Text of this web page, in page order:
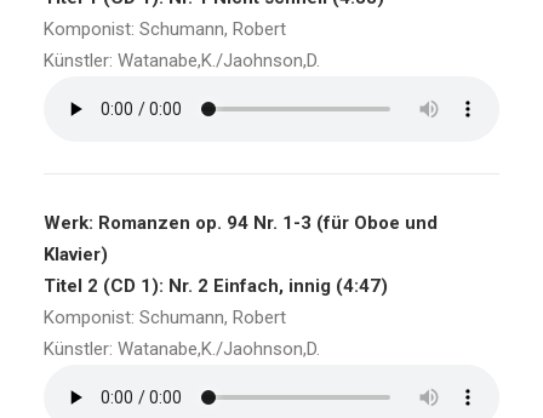
Komponist: Schumann, Robert
Künstler: Watanabe,K./Jaohnson,D.
Werk: Romanzen op. 94 Nr. 1-3 (für Oboe und
Klavier)
Titel 2 (CD 1): Nr. 2 Einfach, innig (4:47)
Komponist: Schumann, Robert
Künstler: Watanabe,K./Jaohnson,D.